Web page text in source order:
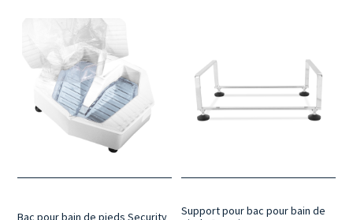
Bac pour bain de pieds Security
Support pour bac pour bain de